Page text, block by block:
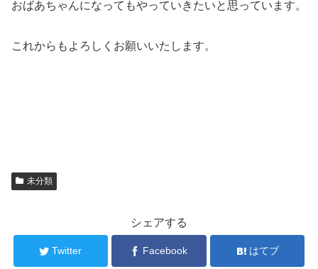
おばあちゃんになってもやっていきたいと思っています。
これからもよろしくお願いいたします。
未分類
シェアする
Twitter Facebook はてブ